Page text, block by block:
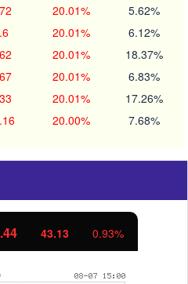
20.01% 5.62%
20.01% 6.12%
20.01% 18.37%
20.01% 6.83%
20.01% 17.26%
20.00% 7.68%
43.13 0.93%